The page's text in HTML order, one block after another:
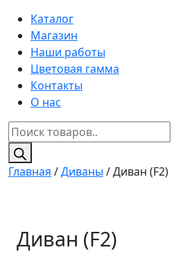
Каталог
Магазин
Наши работы
Цветовая гамма
Контакты
О нас
Поиск
товаров
Главная /Диваны / Диван (F2)
Диван (F2)